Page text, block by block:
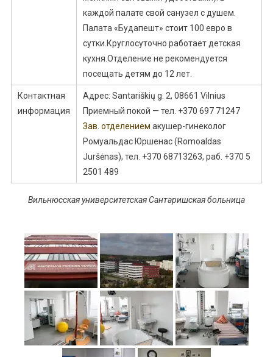
каждой палате свой санузел с душем.
Палата «Будапешт» стоит 100 евро в
сутки.Круглосуточно работает детская
кухня.Отделение не рекомендуется
посещать детям до 12 лет.
Контактная
информация
Адрес: Santariškių g. 2, 08661 Vilnius
Приемный покой — тел. +370 697 71247
Зав. отделением акушер-гинеколог
Ромуальдас Юршенас (Romoaldas
Juršėnas), тел. +370 68713263, раб. +370 5
2501 489
Вильнюсская университетская Сантаришская больница